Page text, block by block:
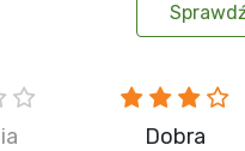
Dobra